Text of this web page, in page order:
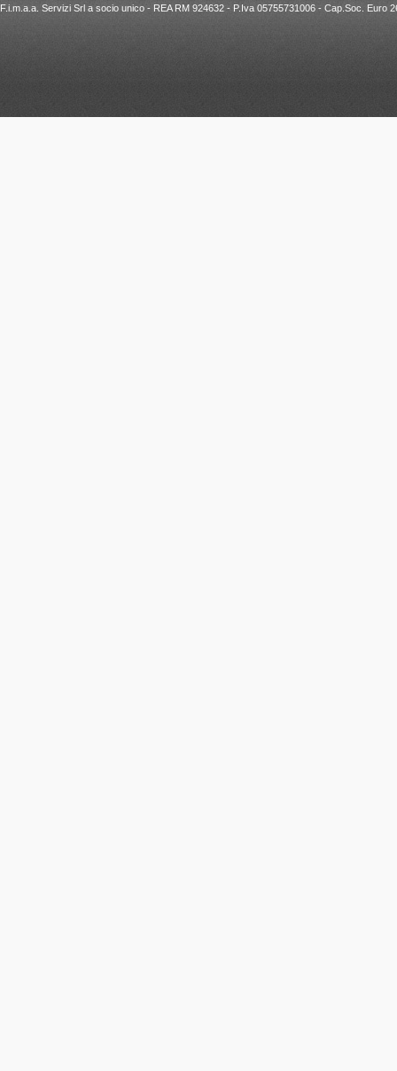
F.i.m.a.a. Servizi Srl a socio unico - REA RM 924632 - P.Iva 05755731006 - Cap.Soc. Euro